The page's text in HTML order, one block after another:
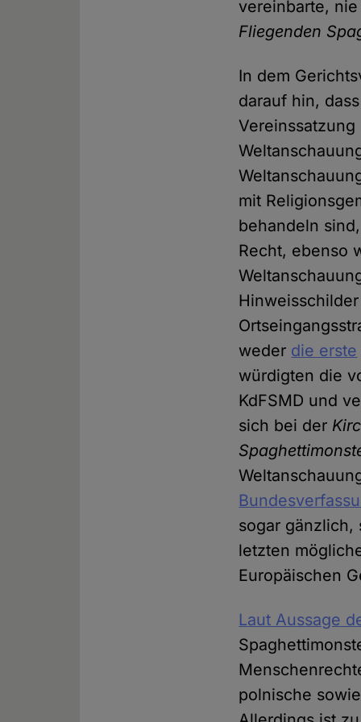
vereinbarte,
Fliegenden
In dem
darauf hin,
mit
behandeln
Recht, ebenso
weder die erste
würdigten die
KdFSMD und
sich bei der
sogar gänzlich,
letzten
Europäischen
Laut Aussage
polnische